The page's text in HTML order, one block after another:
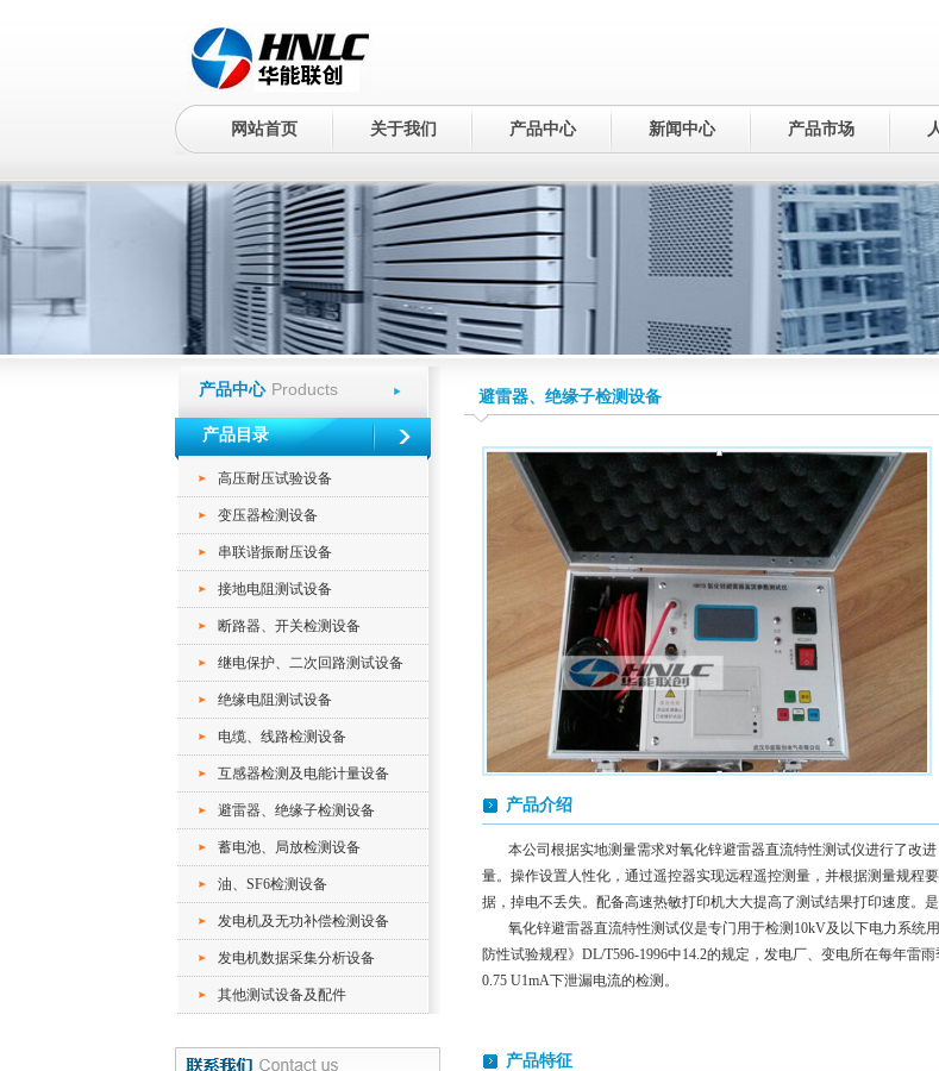
网站首页 关于我们 产品中心 新闻中心 产品市场
产品中心 Products
产品目录
高压耐压试验设备
变压器检测设备
串联谐振耐压设备
接地电阻测试设备
断路器、开关检测设备
继电保护、二次回路测试设备
绝缘电阻测试设备
电缆、线路检测设备
互感器检测及电能计量设备
避雷器、绝缘子检测设备
蓄电池、局放检测设备
油、SF6检测设备
发电机及无功补偿检测设备
发电机数据采集分析设备
其他测试设备及配件
避雷器、绝缘子检测设备
产品介绍
本公司根据实地测量需求对氧化锌避雷器直流特性测试仪进行了改
量。操作设置人性化，通过遥控器实现远程遥控测量，并根据测量规程
据，掉电不丢失。配备高速热敏打印机大大提高了测试结果打印速度。
氧化锌避雷器直流特性测试仪是专门用于检测10kV及以下电力系
防性试验规程》DL/T596-1996中14.2的规定，发电厂、变电所在每年雷
0.75 U1mA下泄漏电流的检测。
产品特征